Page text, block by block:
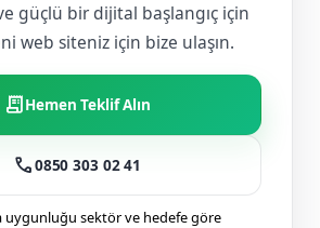
güçlü bir dijital başlangıç için
web siteniz için bize ulaşın.
receipt_longHemen Teklif Alın
call0850 303 02 41
uygunluğu sektör ve hedefe göre